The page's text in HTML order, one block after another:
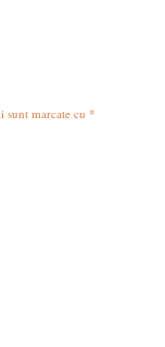
marcate cu *